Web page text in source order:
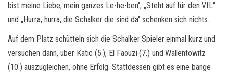
bist meine Liebe, mein ganzes Le-he-ben“, „Steht auf für den VfL“
und „Hurra, hurra, die Schalker die sind da“ schenken sich nichts.
Auf dem Platz schütteln sich die Schalker Spieler einmal kurz und
versuchen dann, über Katic (5.), El Faouzi (7.) und Wallentowitz
(10.) auszugleichen, ohne Erfolg. Stattdessen gibt es eine bange